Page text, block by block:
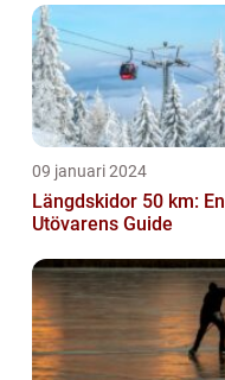
09 januari 2024
Längdskidor 50 km: En
Utövarens Guide